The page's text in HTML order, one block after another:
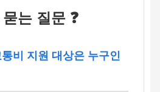
는 질문 ❓
비 지원 대상은 누구인